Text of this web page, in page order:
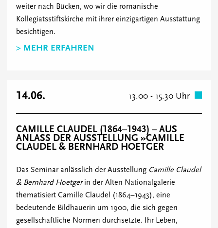
weiter nach Bücken, wo wir die romanische
Kollegiatsstiftskirche mit ihrer einzigartigen Ausstattung
besichtigen.
> MEHR ERFAHREN
14.06. 13.00 - 15.30 Uhr
CAMILLE CLAUDEL (1864–1943) – AUS
ANLASS DER AUSSTELLUNG »CAMILLE
CLAUDEL & BERNHARD HOETGER
Das Seminar anlässlich der Ausstellung Camille Claudel
& Bernhard Hoetgerin der Alten Nationalgalerie
thematisiert Camille Claudel (1864–1943), eine
bedeutende Bildhauerin um 1900, die sich gegen
gesellschaftliche Normen durchsetzte. Ihr Leben,